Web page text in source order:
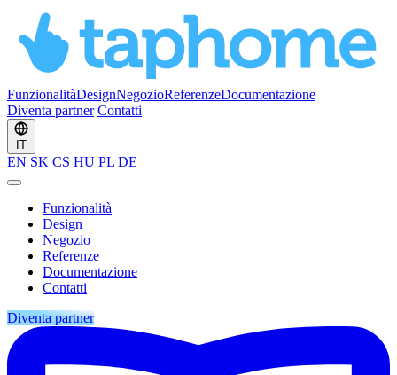
FunzionalitàDesignNegozioReferenzeDocumentazione
Diventa partner Contatti
IT
EN SK CS HU PL DE
Funzionalità
Design
Negozio
Referenze
Documentazione
Contatti
Diventa partner